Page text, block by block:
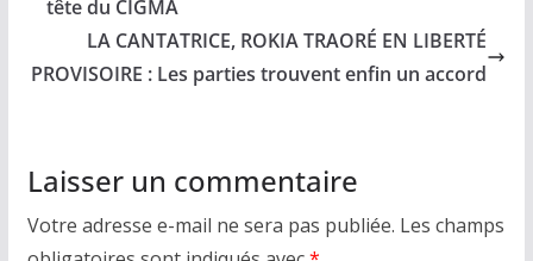
tête du CIGMA
LA CANTATRICE, ROKIA TRAORÉ EN LIBERTÉ
PROVISOIRE : Les parties trouvent enfin un accord
Laisser un commentaire
Votre adresse e-mail ne sera pas publiée. Les champs